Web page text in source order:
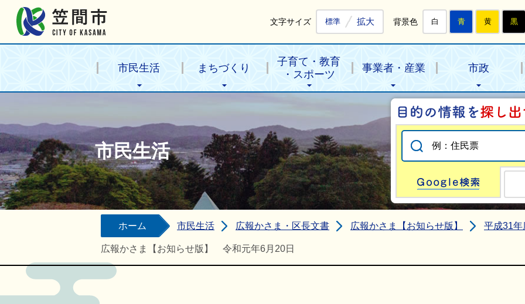
文字サイズ 標準 拡大 背景色 白 青 黄 黒
市民生活 まちづくり
子育て・教育
・スポーツ
事業者・産業 市政
市民生活
ホーム 市民生活 広報かさま・区長文書 広報かさま【お知らせ版】 平成31年
広報かさま【お知らせ版】 令和元年6月20日